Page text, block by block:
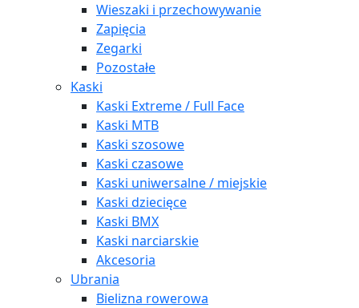
Wieszaki i przechowywanie
Zapięcia
Zegarki
Pozostałe
Kaski
Kaski Extreme / Full Face
Kaski MTB
Kaski szosowe
Kaski czasowe
Kaski uniwersalne / miejskie
Kaski dziecięce
Kaski BMX
Kaski narciarskie
Akcesoria
Ubrania
Bielizna rowerowa